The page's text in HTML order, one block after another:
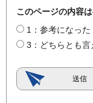
このページの内容
1：参考になった
3：どちらとも言